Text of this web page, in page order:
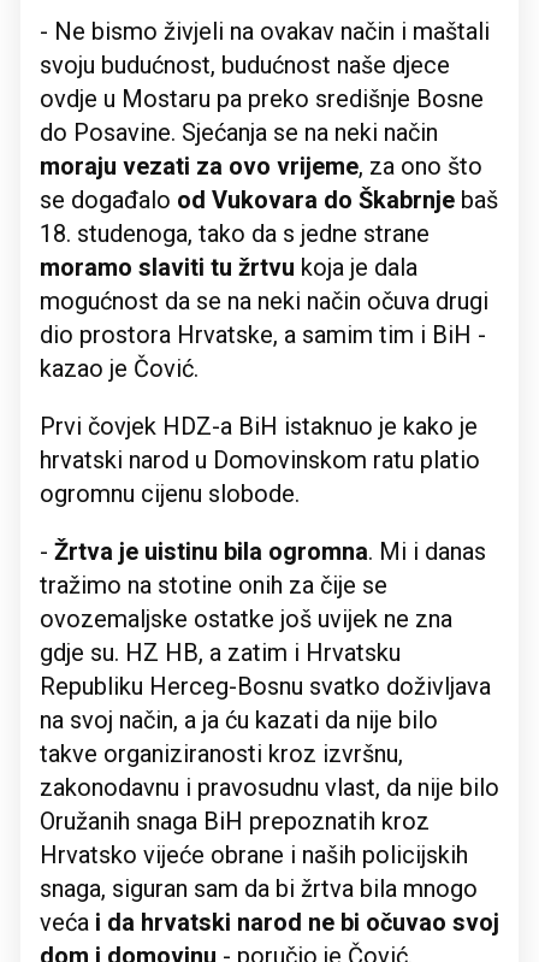
- Ne bismo živjeli na ovakav način i maštali
svoju budućnost, budućnost naše djece
ovdje u Mostaru pa preko središnje Bosne
do Posavine. Sjećanja se na neki način
moraju vezati za ovo vrijeme, za ono što
se događalo od Vukovara do Škabrnje baš
18. studenoga, tako da s jedne strane
moramo slaviti tu žrtvu koja je dala
mogućnost da se na neki način očuva drugi
dio prostora Hrvatske, a samim tim i BiH -
kazao je Čović.
Prvi čovjek HDZ-a BiH istaknuo je kako je
hrvatski narod u Domovinskom ratu platio
ogromnu cijenu slobode.
- Žrtva je uistinu bila ogromna. Mi i danas
tražimo na stotine onih za čije se
ovozemaljske ostatke još uvijek ne zna
gdje su. HZ HB, a zatim i Hrvatsku
Republiku Herceg-Bosnu svatko doživljava
na svoj način, a ja ću kazati da nije bilo
takve organiziranosti kroz izvršnu,
zakonodavnu i pravosudnu vlast, da nije bilo
Oružanih snaga BiH prepoznatih kroz
Hrvatsko vijeće obrane i naših policijskih
snaga, siguran sam da bi žrtva bila mnogo
veća i da hrvatski narod ne bi očuvao svoj
dom i domovinu - poručio je Čović.